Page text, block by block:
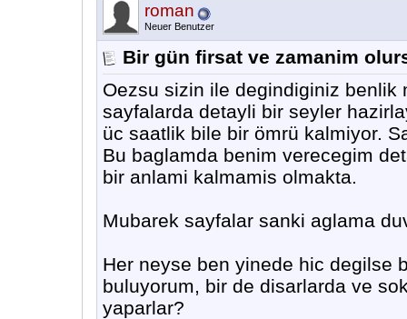
roman
Neuer Benutzer
Bir gün firsat ve zamanim
Oezsu sizin ile degindiginiz
sayfalarda detayli bir seyler
üc saatlik bile bir ömrü kalmiyor.
Bu baglamda benim verecegim
bir anlami kalmamis olmakta.
Mubarek sayfalar sanki aglama
Her neyse ben yinede hic degilse
buluyorum, bir de disarlarda ve
yaparlar?